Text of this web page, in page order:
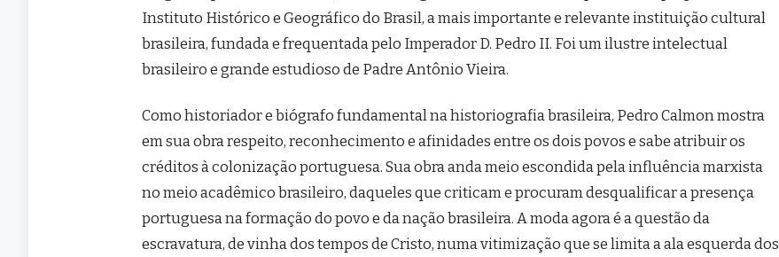
Instituto Histórico e Geográfico do Brasil, a mais importante e relevante instituição cultural
brasileira, fundada e frequentada pelo Imperador D. Pedro II. Foi um ilustre intelectual
brasileiro e grande estudioso de Padre Antônio Vieira.
Como historiador e biógrafo fundamental na historiografia brasileira, Pedro Calmon mostra
em sua obra respeito, reconhecimento e afinidades entre os dois povos e sabe atribuir os
créditos à colonização portuguesa. Sua obra anda meio escondida pela influência marxista
no meio acadêmico brasileiro, daqueles que criticam e procuram desqualificar a presença
portuguesa na formação do povo e da nação brasileira. A moda agora é a questão da
escravatura, de vinha dos tempos de Cristo, numa vitimização que se limita a ala esquerda dos